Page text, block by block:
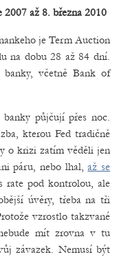
až 8. března 2010
je Term Auction
na dobu 28 až 84 dní.
včetně Bank of
půjčují přes noc.
kterou Fed tradičně
o krizi zatím věděli jen
páru, nebo lhal,až se
rate pod kontrolou, ale
úvěry, třeba na tři
vzrostlo takzvané
mít zrovna v tu
závazek. Nemusí být